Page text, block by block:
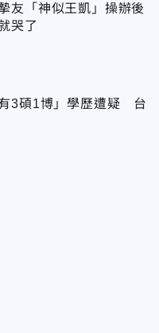
友「神似王凱」操辦後
哭了
3碩1博」學歷遭疑 台